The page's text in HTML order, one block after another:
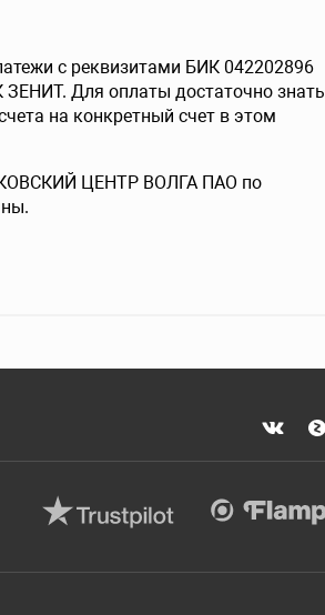
с реквизитами БИК 042202896
Для оплаты достаточно знать
на конкретный счет в этом
ЦЕНТР ВОЛГА ПАО по